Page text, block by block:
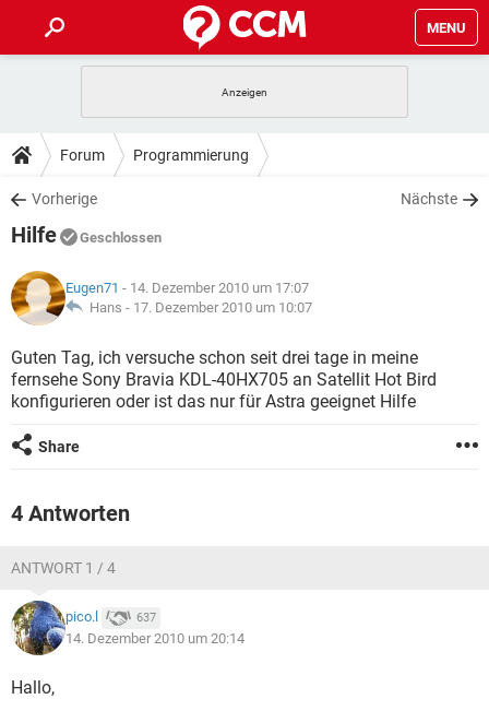
MENU
ANDROID IOS
WINDOWS 10
WHATSAPP
FACEBOOK
TIPPS & TRICKS
SPIELE
WHATSAPP TIKTOK
FACEBOOK
DOWNLOADS
SPIELE
ANDROID
WINDOWS 10 INSTAGRAM
WHATSAPP TIKTOK
FACEBOOK HARDWARE
FORUM
SPIELE STREAMING
ANDROID
WINDOWS 10 INSTAGRAM
WHATSAPP TIKTOK
FACEBOOK
LEXIKON
SPIELE STREAMING
ANDROID IOS
WHATSAPP
Forum Programmierung
Vorherige Nächste
Hilfe Geschlossen
Eugen71 - 14. Dezember 2010 um 17:07
Hans - 17. Dezember 2010 um 10:07
Guten Tag, ich versuche schon seit drei tage in meine
fernsehe Sony Bravia KDL-40HX705 an Satellit Hot Bird
konfigurieren oder ist das nur für Astra geeignet Hilfe
Share
4 Antworten
ANTWORT 1 / 4
pico.l 637
14. Dezember 2010 um 20:14
Hallo,